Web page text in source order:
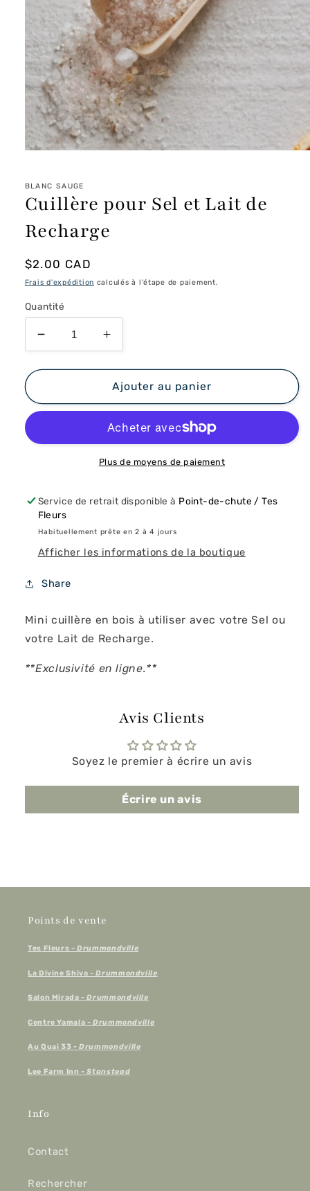
1
dans
une
modale
BLANC SAUGE
Cuillère pour Sel et Lait de
Recharge
Prix
habituel
$2.00 CAD
Frais d'expédition calculés à l'étape de paiement.
Quantité
Réduire
la
quantité
Cuillère
et
Augmenter
la
quantité
de
Cuillère
Sel
et
Lait
Ajouter au panier
Plus de moyens de paiement
Service de retrait disponible à Point-de-chute / Tes
Fleurs
Habituellement prête en 2 à 4 jours
Afficher les informations de la boutique
Share
Mini cuillère en bois à utiliser avec votre Sel ou
votre Lait de Recharge.
**Exclusivité en ligne.**
Avis Clients
Soyez le premier à écrire un avis
Écrire un avis
Points de vente
Tes Fleurs - Drummondville
La Divine Shiva - Drummondville
Salon Mirada - Drummondville
Centre Yamala - Drummondville
Au Quai 33 -Drummondville
Lee Farm Inn - Stanstead
Info
Contact
Rechercher